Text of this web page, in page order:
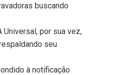
buscando
por sua vez,
seu
à notificação